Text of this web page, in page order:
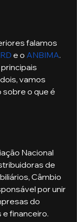
falamos
e o ANBIMA.
vamos
o que é
Nacional
de
Câmbio
por unir
do
financeiro.